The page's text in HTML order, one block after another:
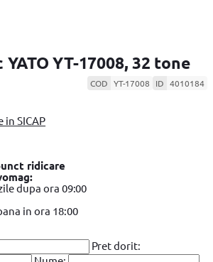
YT-17008, 32 tone
COD YT-17008 ID 4010184
in SICAP
ridicare
dupa ora 09:00
in ora 18:00
Pret dorit: